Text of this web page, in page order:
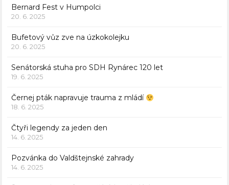
Bernard Fest v Humpolci
20. 6. 2025
Bufetový vůz zve na úzkokolejku
20. 6. 2025
Senátorská stuha pro SDH Rynárec 120 let
19. 6. 2025
Černej pták napravuje trauma z mládí
18. 6. 2025
Čtyři legendy za jeden den
14. 6. 2025
Pozvánka do Valdštejnské zahrady
14. 6. 2025